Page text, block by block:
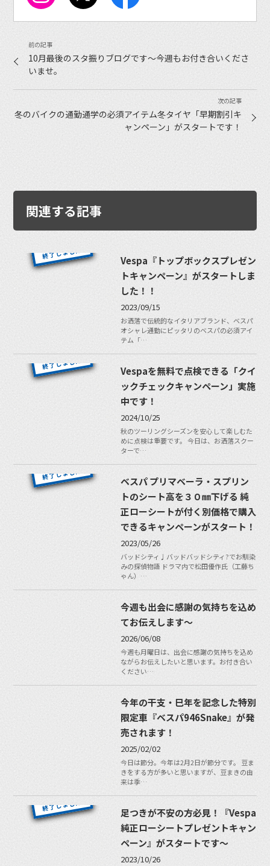
10月最後のスタ振りブログです〜今週もお付き合いくださ
いませ。
冬のバイクの通勤通学の必須アイテム冬タイヤ「早期割引キ
ャンペーン」がスタートです！
関連する記事
Vespa『トップボックスプレゼン
トキャンペーン』がスタートしま
した！！
2023/09/15
お洒落で伝統的なイタリアブランド、ベスパ
オシャレ通勤にピッタリのベスパの必須アイ
テム「…
Vespaを無料で点検できる「クイ
ックチェックキャンペーン」実施
中です！
2024/10/25
秋のツーリングシーズンを安心して楽しむた
めに点検は重要です。 今日は、お洒落スクー
ターで…
ベスパ プリマベーラ・スプリン
トのシート高を３０㎜下げる 純
正ローシートが付く別価格で購入
できるキャンペーンがスタート！
2023/05/26
バッドシティ♩バッドバッドシティ?でお馴染
みの探偵物語 ドラマ内で松田優作氏（工藤ち
ゃん）…
今週も出会に感謝の気持ちを込め
てお伝えします〜
2026/06/08
今週も月曜日は、出会に感謝の気持ちを込め
ながらお伝えしたいと思います。お付き合い
ください…
今年の干支・巳年を記念した特別
限定車『ベスパ946Snake』が発
売されます！
2025/02/02
今日は節分。今年は2月2日が節分です。 豆ま
きをする方が多いと思いますが、豆まきの由
来は季…
足つきが不安の方必見！『Vespa
純正ローシートプレゼントキャン
ペーン』がスタートです〜
2023/10/26